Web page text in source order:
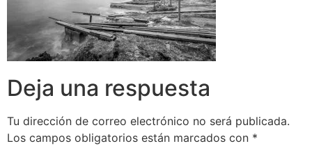
Deja una respuesta
Tu dirección de correo electrónico no será publicada.
Los campos obligatorios están marcados con *